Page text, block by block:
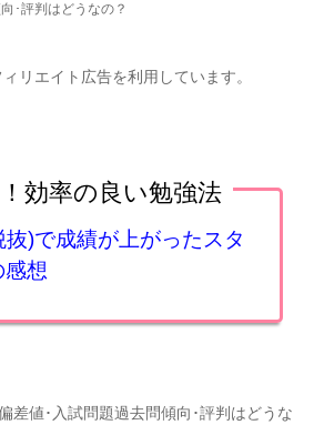
･評判はどうなの？
リエイト広告を利用しています。
効率の良い勉強法
抜)で成績が上がったスタ
感想
差値･入試問題過去問傾向･評判はどうな